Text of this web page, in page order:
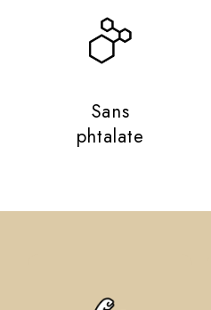
Sans
phtalate